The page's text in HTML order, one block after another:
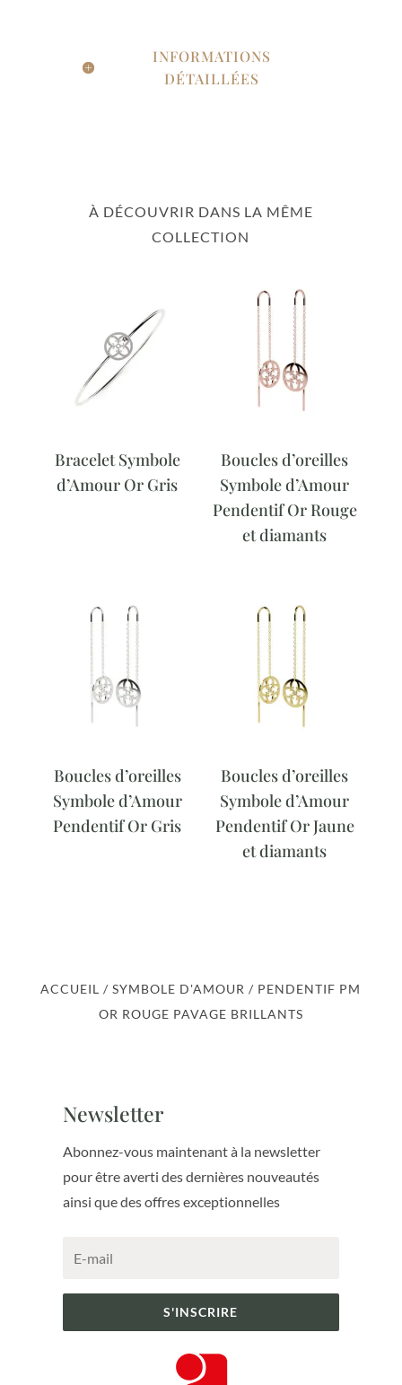
INFORMATIONS
DÉTAILLÉES
À DÉCOUVRIR DANS LA MÊME
COLLECTION
Bracelet Symbole
d’Amour Or Gris
Boucles d’oreilles
Symbole d’Amour
Pendentif Or Rouge
et diamants
Boucles d’oreilles
Symbole d’Amour
Pendentif Or Gris
Boucles d’oreilles
Symbole d’Amour
Pendentif Or Jaune
et diamants
ACCUEIL /SYMBOLE D'AMOUR / PENDENTIF PM
OR ROUGE PAVAGE BRILLANTS
Newsletter
Abonnez-vous maintenant à la newsletter
pour être averti des dernières nouveautés
ainsi que des offres exceptionnelles
S'INSCRIRE